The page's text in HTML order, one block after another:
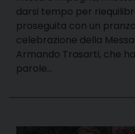
darsi tempo per
proseguita con un
celebrazione della
Armando Trasarti, che
parole…